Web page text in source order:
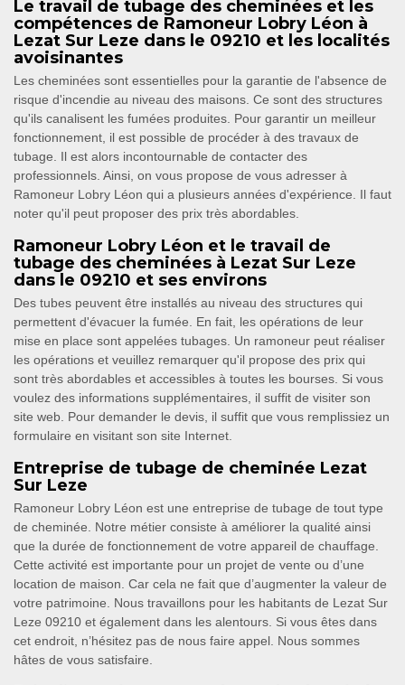
Le travail de tubage des cheminées et les
compétences de Ramoneur Lobry Léon à
Lezat Sur Leze dans le 09210 et les localités
avoisinantes
Les cheminées sont essentielles pour la garantie de l'absence de
risque d'incendie au niveau des maisons. Ce sont des structures
qu'ils canalisent les fumées produites. Pour garantir un meilleur
fonctionnement, il est possible de procéder à des travaux de
tubage. Il est alors incontournable de contacter des
professionnels. Ainsi, on vous propose de vous adresser à
Ramoneur Lobry Léon qui a plusieurs années d'expérience. Il faut
noter qu'il peut proposer des prix très abordables.
Ramoneur Lobry Léon et le travail de
tubage des cheminées à Lezat Sur Leze
dans le 09210 et ses environs
Des tubes peuvent être installés au niveau des structures qui
permettent d'évacuer la fumée. En fait, les opérations de leur
mise en place sont appelées tubages. Un ramoneur peut réaliser
les opérations et veuillez remarquer qu'il propose des prix qui
sont très abordables et accessibles à toutes les bourses. Si vous
voulez des informations supplémentaires, il suffit de visiter son
site web. Pour demander le devis, il suffit que vous remplissiez un
formulaire en visitant son site Internet.
Entreprise de tubage de cheminée Lezat
Sur Leze
Ramoneur Lobry Léon est une entreprise de tubage de tout type
de cheminée. Notre métier consiste à améliorer la qualité ainsi
que la durée de fonctionnement de votre appareil de chauffage.
Cette activité est importante pour un projet de vente ou d’une
location de maison. Car cela ne fait que d’augmenter la valeur de
votre patrimoine. Nous travaillons pour les habitants de Lezat Sur
Leze 09210 et également dans les alentours. Si vous êtes dans
cet endroit, n’hésitez pas de nous faire appel. Nous sommes
hâtes de vous satisfaire.